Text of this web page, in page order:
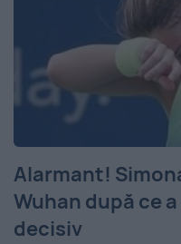
Alarmant!
Wuhan după ce
decisiv